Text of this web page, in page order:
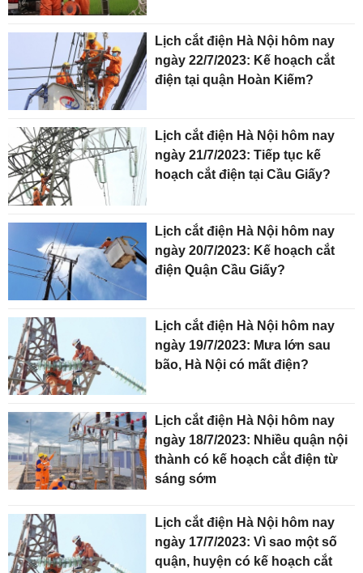
Lịch cắt điện Hà Nội hôm nay
ngày 22/7/2023: Kế hoạch cắt
điện tại quận Hoàn Kiếm?
Lịch cắt điện Hà Nội hôm nay
ngày 21/7/2023: Tiếp tục kế
hoạch cắt điện tại Cầu Giấy?
Lịch cắt điện Hà Nội hôm nay
ngày 20/7/2023: Kế hoạch cắt
điện Quận Cầu Giấy?
Lịch cắt điện Hà Nội hôm nay
ngày 19/7/2023: Mưa lớn sau
bão, Hà Nội có mất điện?
Lịch cắt điện Hà Nội hôm nay
ngày 18/7/2023: Nhiều quận nội
thành có kế hoạch cắt điện từ
sáng sớm
Lịch cắt điện Hà Nội hôm nay
ngày 17/7/2023: Vì sao một số
quận, huyện có kế hoạch cắt